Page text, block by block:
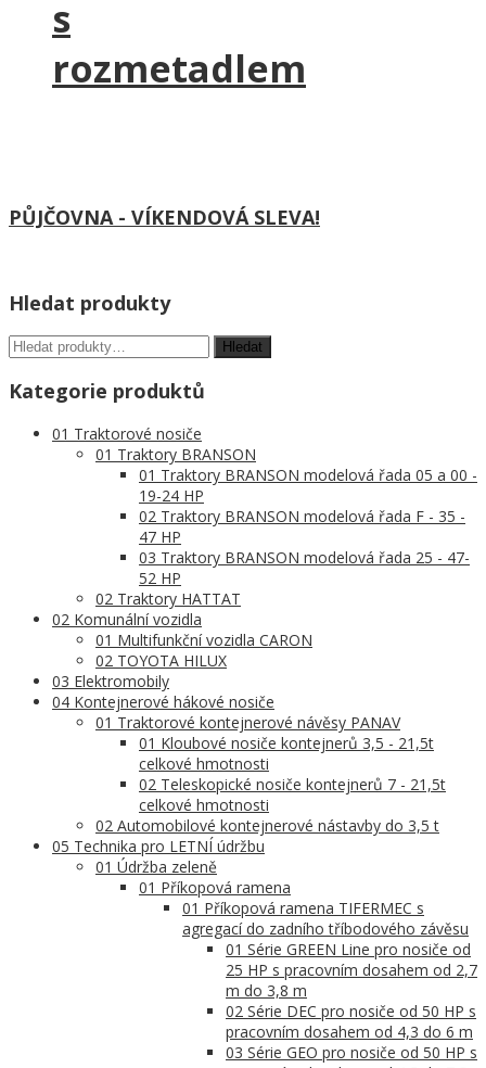
s
rozmetadlem
PŮJČOVNA - VÍKENDOVÁ SLEVA!
Hledat produkty
Kategorie produktů
01 Traktorové nosiče
01 Traktory BRANSON
01 Traktory BRANSON modelová řada 05 a 00 -
19-24 HP
02 Traktory BRANSON modelová řada F - 35 -
47 HP
03 Traktory BRANSON modelová řada 25 - 47-
52 HP
02 Traktory HATTAT
02 Komunální vozidla
01 Multifunkční vozidla CARON
02 TOYOTA HILUX
03 Elektromobily
04 Kontejnerové hákové nosiče
01 Traktorové kontejnerové návěsy PANAV
01 Kloubové nosiče kontejnerů 3,5 - 21,5t
celkové hmotnosti
02 Teleskopické nosiče kontejnerů 7 - 21,5t
celkové hmotnosti
02 Automobilové kontejnerové nástavby do 3,5 t
05 Technika pro LETNÍ údržbu
01 Údržba zeleně
01 Příkopová ramena
01 Příkopová ramena TIFERMEC s
agregací do zadního tříbodového závěsu
01 Série GREEN Line pro nosiče od
25 HP s pracovním dosahem od 2,7
m do 3,8 m
02 Série DEC pro nosiče od 50 HP s
pracovním dosahem od 4,3 do 6 m
03 Série GEO pro nosiče od 50 HP s